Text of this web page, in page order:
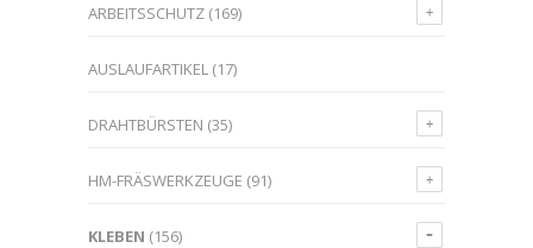
ARBEITSSCHUTZ (169)
AUSLAUFARTIKEL (17)
DRAHTBÜRSTEN (35)
HM-FRÄSWERKZEUGE (91)
KLEBEN (156)